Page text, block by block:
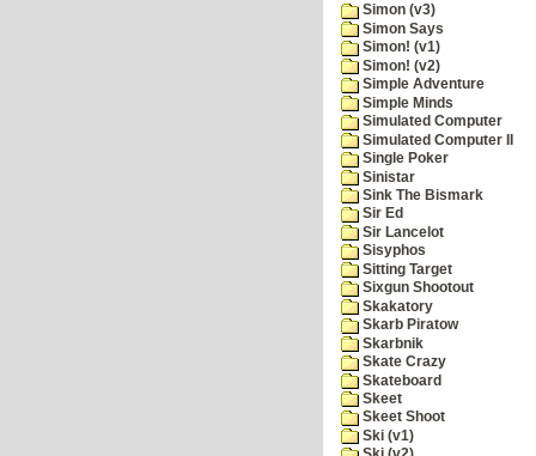
Simon (v3)
Simon Says
Simon! (v1)
Simon! (v2)
Simple Adventure
Simple Minds
Simulated Computer
Simulated Computer II
Single Poker
Sinistar
Sink The Bismark
Sir Ed
Sir Lancelot
Sisyphos
Sitting Target
Sixgun Shootout
Skakatory
Skarb Piratow
Skarbnik
Skate Crazy
Skateboard
Skeet
Skeet Shoot
Ski (v1)